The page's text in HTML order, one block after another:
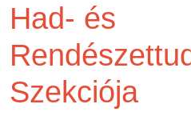
Had- és
Szekciója